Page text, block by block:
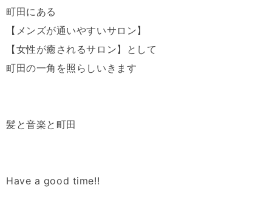
町田にある
【メンズが通いやすいサロン】
【女性が癒されるサロン】として
町田の一角を照らしいきます
髪と音楽と町田
Have a good time!!